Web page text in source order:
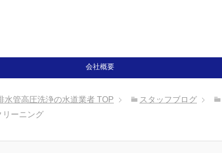
会社概要
水管高圧洗浄の水道業者 TOP スタッフブログ
リーニング